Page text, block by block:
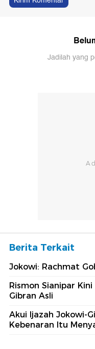
Jadilah yang
Berita Terkait
Jokowi: Rachmat
Rismon Sianipar
Gibran Asli
Akui Ijazah Jokowi-
Kebenaran Itu